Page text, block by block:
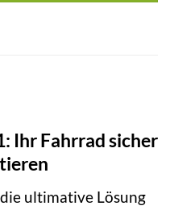
Ihr Fahrrad sicher
ultimative Lösung